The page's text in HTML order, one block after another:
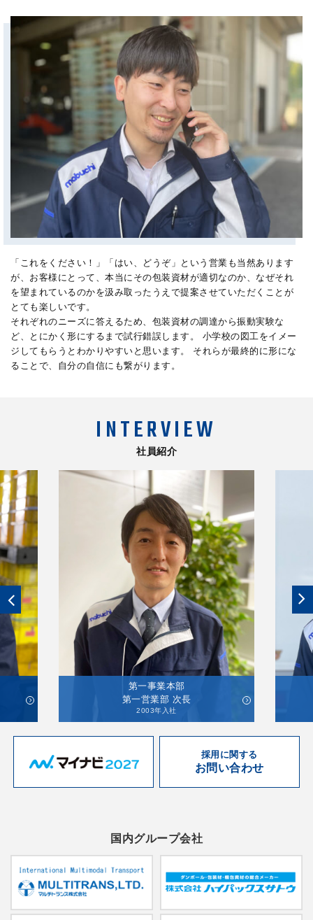
「これをください！」「はい、どうぞ」という営業も当然あります
が、お客様にとって、本当にその包装資材が適切なのか、なぜそれ
を望まれているのかを汲み取ったうえで提案させていただくことが
とても楽しいです。
それぞれのニーズに答えるため、包装資材の調達から振動実験な
ど、とにかく形にするまで試行錯誤します。 小学校の図工をイメー
ジしてもらうとわかりやすいと思います。 それらが最終的に形にな
ることで、自分の自信にも繋がります。
INTERVIEW
社員紹介
第一事業本部
第一営業部 次長
2003年入社
採用に関する
お問い合わせ
国内グループ会社